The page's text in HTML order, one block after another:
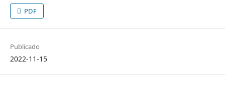
PDF
Publicado
2022-11-15